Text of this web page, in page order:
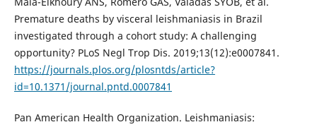
Premature deaths by visceral leishmaniasis in Brazil
investigated through a cohort study: A challenging
opportunity? PLoS Negl Trop Dis. 2019;13(12):e0007841.
https://journals.plos.org/plosntds/article?
id=10.1371/journal.pntd.0007841
Pan American Health Organization. Leishmaniasis: